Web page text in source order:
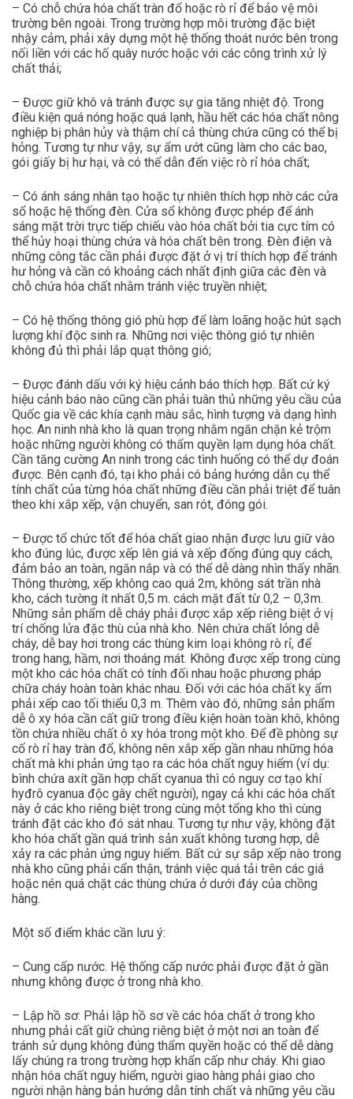
– Có chỗ chứa hóa chất tràn đổ hoặc rò rỉ để bảo vệ môi
trường bên ngoài. Trong trường hợp môi trường đặc biệt
nhậy cảm, phải xây dựng một hệ thống thoát nước bên trong
nối liền với các hố quây nước hoặc với các công trình xử lý
chất thải;
– Được giữ khô và tránh được sự gia tăng nhiệt độ. Trong
điều kiện quá nóng hoặc quá lạnh, hầu hết các hóa chất nông
nghiệp bị phân hủy và thậm chí cả thùng chứa cũng có thể bị
hỏng. Tương tự như vậy, sự ẩm ướt cũng làm cho các bao,
gói giấy bị hư hại, và có thể dẫn đến việc rò rỉ hóa chất;
– Có ánh sáng nhân tạo hoặc tự nhiên thích hợp nhờ các cửa
sổ hoặc hệ thống đèn. Cửa sổ không được phép để ánh
sáng mặt trời trực tiếp chiếu vào hóa chất bởi tia cực tím có
thể hủy hoại thùng chứa và hóa chất bên trong. Đèn điện và
những công tắc cần phải được đặt ở vị trí thích hợp để tránh
hư hỏng và cần có khoảng cách nhất định giữa các đèn và
chỗ chứa hóa chất nhằm tránh việc truyền nhiệt;
– Có hệ thống thông gió phù hợp để làm loãng hoặc hút sạch
lượng khí độc sinh ra. Những nơi việc thông gió tự nhiên
không đủ thì phải lắp quạt thông gió;
– Được đánh dấu với ký hiệu cảnh báo thích hợp. Bất cứ ký
hiệu cảnh báo nào cũng cần phải tuân thủ những yêu cầu của
Quốc gia về các khía cạnh màu sắc, hình tượng và dạng hình
học. An ninh nhà kho là quan trọng nhằm ngăn chặn kẻ trộm
hoặc những người không có thẩm quyền lạm dụng hóa chất.
Cần tăng cường An ninh trong các tình huống có thể dự đoán
được. Bên cạnh đó, tại kho phải có bảng hướng dẫn cụ thể
tính chất của từng hóa chất những điều cần phải triệt để tuân
theo khi xắp xếp, vận chuyển, san rót, đóng gói.
– Được tổ chức tốt để hóa chất giao nhận được lưu giữ vào
kho đúng lúc, được xếp lên giá và xếp đống đúng quy cách,
đảm bảo an toàn, ngăn nắp và có thể dễ dàng nhìn thấy nhãn.
Thông thường, xếp không cao quá 2m, không sát trần nhà
kho, cách tường ít nhất 0,5 m. cách mặt đất từ 0,2 – 0,3m.
Những sản phẩm dễ cháy phải được xắp xếp riêng biệt ở vị
trí chống lửa đặc thù của nhà kho. Nên chứa chất lỏng dễ
cháy, dễ bay hơi trong các thùng kim loại không rò rỉ, để
trong hang, hầm, nơi thoáng mát. Không được xếp trong cùng
một kho các hóa chất có tính đối nhau hoặc phương pháp
chữa cháy hoàn toàn khác nhau. Đối với các hóa chất kỵ ẩm
phải xếp cao tối thiểu 0,3 m. Thêm vào đó, những sản phẩm
dễ ô xy hóa cần cất giữ trong điều kiện hoàn toàn khô, không
tồn chứa nhiều chất ô xy hóa trong một kho. Để đề phòng sự
cố rò rỉ hay tràn đổ, không nên xắp xếp gần nhau những hóa
chất mà khi phản ứng tạo ra các hóa chất nguy hiểm (ví dụ:
bình chứa axít gần hợp chất cyanua thì có nguy cơ tạo khí
hyđrô cyanua độc gây chết người), ngay cả khi các hóa chất
này ở các kho riêng biệt trong cùng một tổng kho thì cùng
tránh đặt các kho đó sát nhau. Tương tự như vậy, không đặt
kho hóa chất gần quá trình sản xuất không tương hợp, dễ
xảy ra các phản ứng nguy hiểm. Bất cứ sự sắp xếp nào trong
nhà kho cũng phải cẩn thận, tránh việc quá tải trên các giá
hoặc nén quá chặt các thùng chứa ở dưới đáy của chồng
hàng.
Một số điểm khác cần lưu ý:
– Cung cấp nước. Hệ thống cấp nước phải được đặt ở gần
nhưng không được ở trong nhà kho.
– Lập hồ sơ: Phải lập hồ sơ về các hóa chất ở trong kho
nhưng phải cất giữ chúng riêng biệt ở một nơi an toàn để
tránh sử dụng không đúng thẩm quyền hoặc có thể dễ dàng
lấy chúng ra trong trường hợp khẩn cấp như cháy. Khi giao
nhận hóa chất nguy hiểm, người giao hàng phải giao cho
người nhận hàng bản hướng dẫn tính chất và những yêu cầu